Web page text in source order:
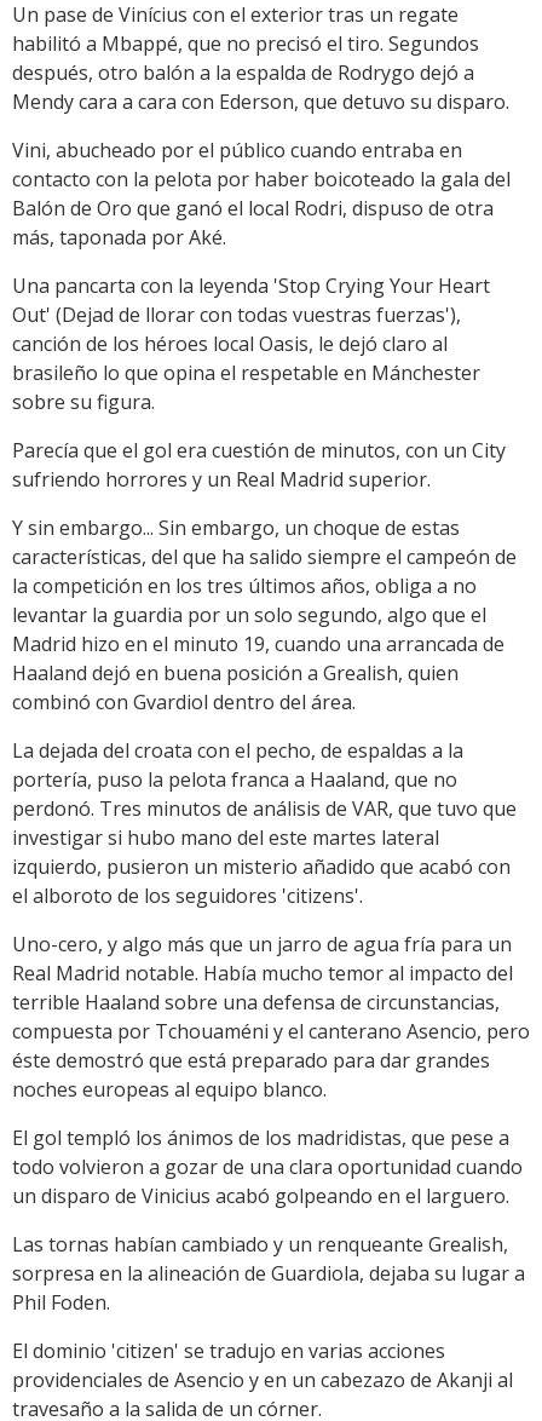
Un pase de Vinícius con el exterior tras un regate
habilitó a Mbappé, que no precisó el tiro. Segundos
después, otro balón a la espalda de Rodrygo dejó a
Mendy cara a cara con Ederson, que detuvo su disparo.
Vini, abucheado por el público cuando entraba en
contacto con la pelota por haber boicoteado la gala del
Balón de Oro que ganó el local Rodri, dispuso de otra
más, taponada por Aké.
Una pancarta con la leyenda 'Stop Crying Your Heart
Out' (Dejad de llorar con todas vuestras fuerzas'),
canción de los héroes local Oasis, le dejó claro al
brasileño lo que opina el respetable en Mánchester
sobre su figura.
Parecía que el gol era cuestión de minutos, con un City
sufriendo horrores y un Real Madrid superior.
Y sin embargo... Sin embargo, un choque de estas
características, del que ha salido siempre el campeón de
la competición en los tres últimos años, obliga a no
levantar la guardia por un solo segundo, algo que el
Madrid hizo en el minuto 19, cuando una arrancada de
Haaland dejó en buena posición a Grealish, quien
combinó con Gvardiol dentro del área.
La dejada del croata con el pecho, de espaldas a la
portería, puso la pelota franca a Haaland, que no
perdonó. Tres minutos de análisis de VAR, que tuvo que
investigar si hubo mano del este martes lateral
izquierdo, pusieron un misterio añadido que acabó con
el alboroto de los seguidores 'citizens'.
Uno-cero, y algo más que un jarro de agua fría para un
Real Madrid notable. Había mucho temor al impacto del
terrible Haaland sobre una defensa de circunstancias,
compuesta por Tchouaméni y el canterano Asencio, pero
éste demostró que está preparado para dar grandes
noches europeas al equipo blanco.
El gol templó los ánimos de los madridistas, que pese a
todo volvieron a gozar de una clara oportunidad cuando
un disparo de Vinicius acabó golpeando en el larguero.
Las tornas habían cambiado y un renqueante Grealish,
sorpresa en la alineación de Guardiola, dejaba su lugar a
Phil Foden.
El dominio 'citizen' se tradujo en varias acciones
providenciales de Asencio y en un cabezazo de Akanji al
travesaño a la salida de un córner.